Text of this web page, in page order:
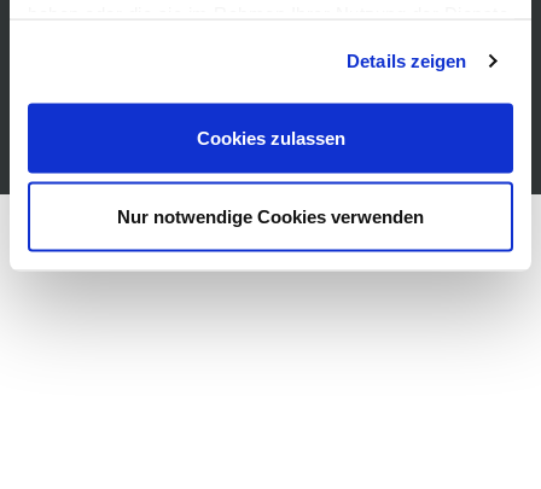
Cookies, wenn Sie unsere Webseite weiterhin nutzen.
Details zeigen
Cookies zulassen
Nur notwendige Cookies verwenden